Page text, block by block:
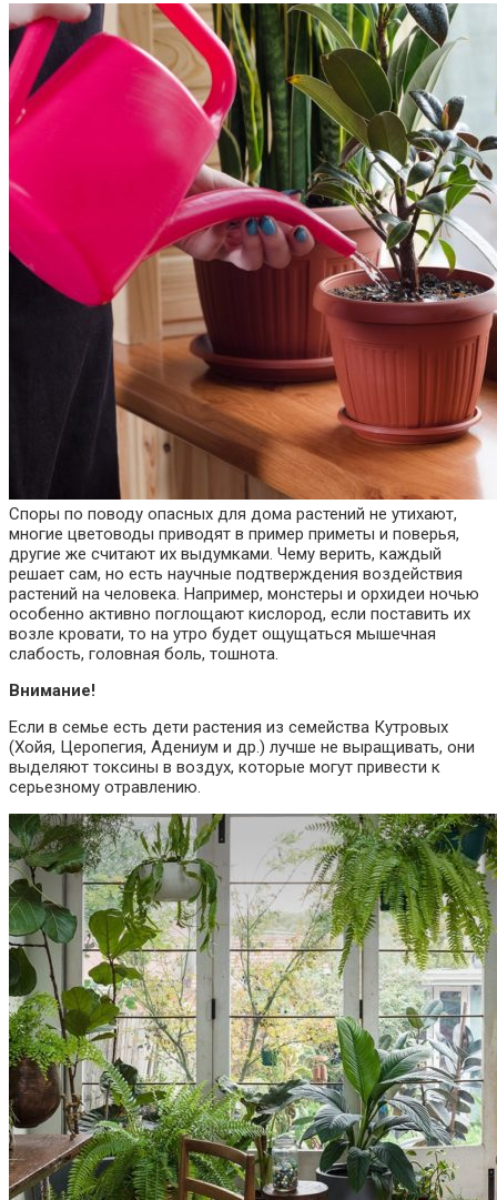
Споры по поводу опасных для дома растений не утихают,
многие цветоводы приводят в пример приметы и поверья,
другие же считают их выдумками. Чему верить, каждый
решает сам, но есть научные подтверждения воздействия
растений на человека. Например, монстеры и орхидеи ночью
особенно активно поглощают кислород, если поставить их
возле кровати, то на утро будет ощущаться мышечная
слабость, головная боль, тошнота.
Внимание!
Если в семье есть дети растения из семейства Кутровых
(Хойя, Церопегия, Адениум и др.) лучше не выращивать, они
выделяют токсины в воздух, которые могут привести к
серьезному отравлению.